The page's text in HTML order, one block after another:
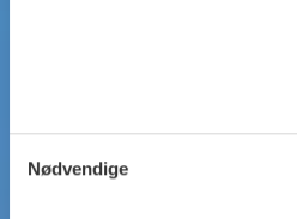
Nødvendige